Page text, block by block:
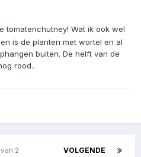
tomatenchutney! Wat ik ook wel
is de planten met wortel en al
buiten. De helft van de
rood..
VOLGENDE
2